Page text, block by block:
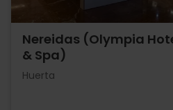
Nereidas (Olympia
& Spa)
Huerta